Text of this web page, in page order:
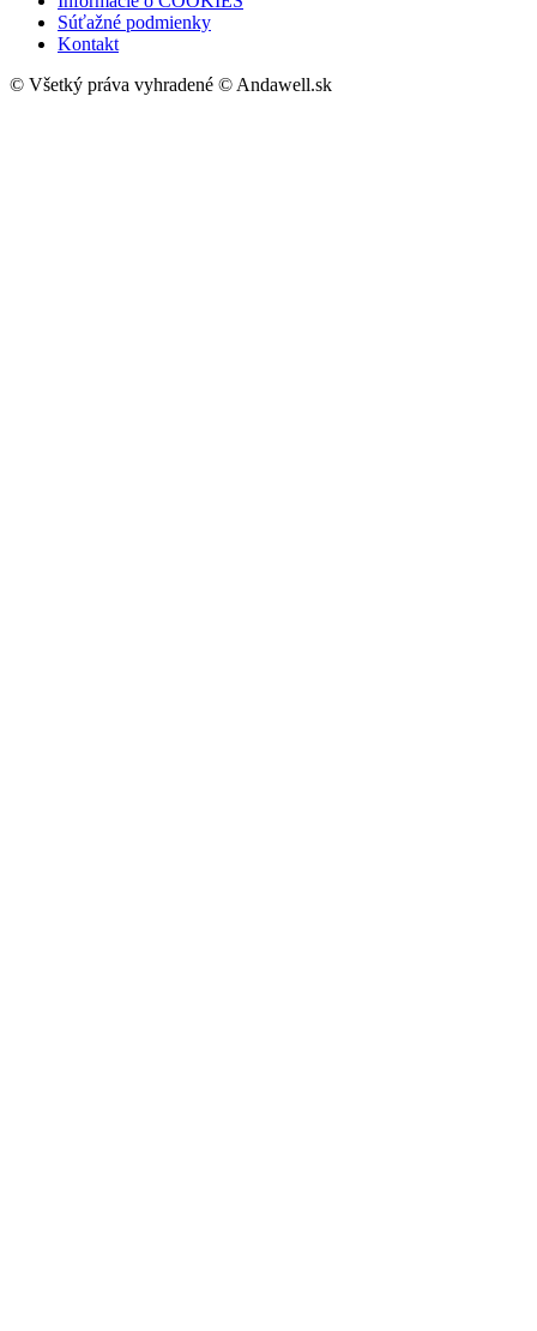
Súťažné podmienky
Kontakt
© Všetký práva vyhradené © Andawell.sk